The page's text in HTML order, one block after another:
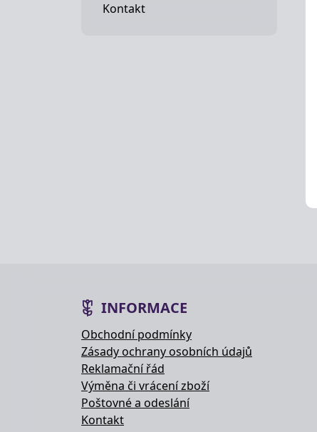
Kontakt
INFORMACE
Obchodní podmínky
Zásady ochrany osobních údajů
Reklamační řád
Výměna či vrácení zboží
Poštovné a odeslání
Kontakt